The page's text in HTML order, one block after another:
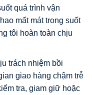
quá trình vận
mất mát trong suốt
tôi hoàn toàn chịu
trách nhiệm bồi
giao hàng chậm trễ
tra, giam giữ hoặc